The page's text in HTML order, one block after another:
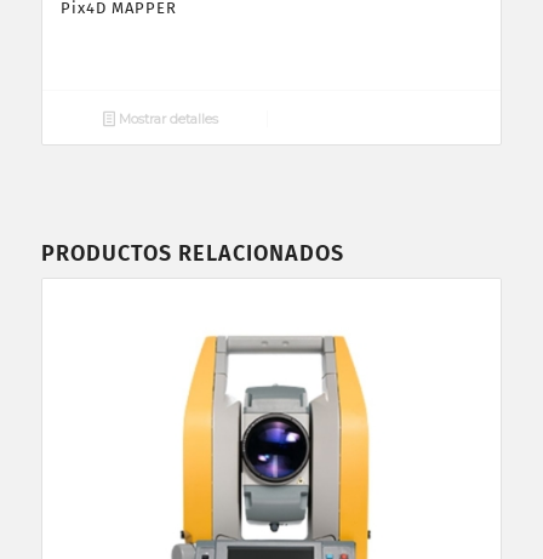
Pix4D MAPPER
Mostrar detalles
PRODUCTOS RELACIONADOS